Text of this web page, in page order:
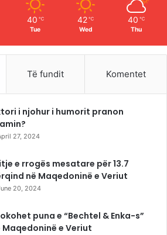
40 ℃
Tue
42 ℃
Wed
40 ℃
Thu
Të fundit Komentet
i njohur i humorit pranon
27, 2024
e rrogës mesatare për 13.7
në Maqedoninë e Veriut
20, 2024
puna e “Bechtel & Enka-s”
Maqedoninë e Veriut